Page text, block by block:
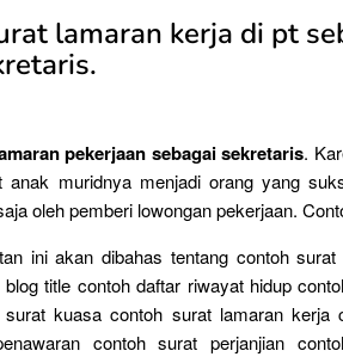
lamaran kerja di pt
pekerjaan sebagai sekretaris.
anak muridnya menjadi orang yang
oleh pemberi lowongan pekerjaan.
ini akan dibahas tentang contoh
blog title contoh daftar riwayat hidup
kuasa contoh surat lamaran
contoh surat perjanjian